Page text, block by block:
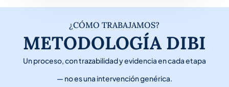
¿CÓMO TRABAJAMOS?
METODOLOGÍA DIBI
Un proceso, con trazabilidad y evidencia en cada etapa
— no es una intervención genérica.